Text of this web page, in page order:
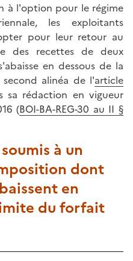
à l'option pour le régime
les exploitants
pour leur retour au
des recettes de deux
en dessous de la
alinéa de l'article
sa rédaction en vigueur
(BOI-BA-REG-30 au II §
à un
dont
en
du forfait